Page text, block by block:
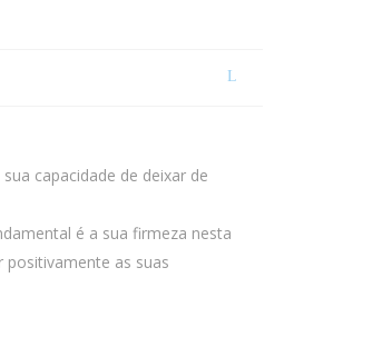
capacidade de deixar de
é a sua firmeza nesta
as suas